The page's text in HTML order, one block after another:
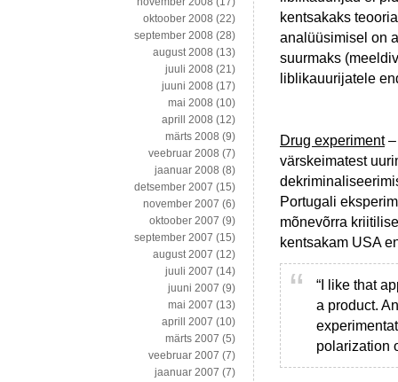
kentsakaks
analüüsimisel on
suurmaks
liblikauurijatele
Drug experiment–
värskeimatest
Portugali
mõnevõrra
kentsakam USA
“I like that
a product.
polarization
oktoober 2008 (22)
september 2008 (28)
august 2008 (13)
juuli 2008 (21)
juuni 2008 (17)
mai 2008 (10)
aprill 2008 (12)
märts 2008 (9)
veebruar 2008 (7)
jaanuar 2008 (8)
detsember 2007 (15)
november 2007 (6)
oktoober 2007 (9)
september 2007 (15)
august 2007 (12)
juuli 2007 (14)
juuni 2007 (9)
mai 2007 (13)
aprill 2007 (10)
märts 2007 (5)
veebruar 2007 (7)
jaanuar 2007 (7)